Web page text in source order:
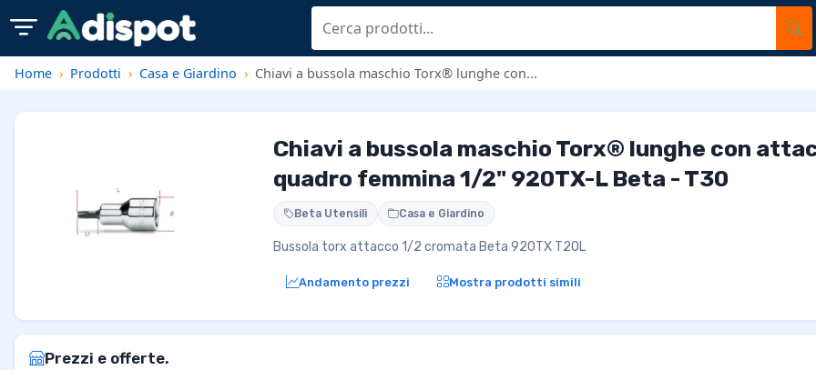
Home Prodotti Casa e Giardino Chiavi a bussola maschio Torx® lunghe con...
Chiavi a bussola maschio Torx® lunghe con
quadro femmina 1/2" 920TX-L Beta - T30
Beta Utensili Casa e Giardino
Bussola torx attacco 1/2 cromata Beta 920TX T20L
Andamento prezzi Mostra prodotti simili
Prezzi e offerte.